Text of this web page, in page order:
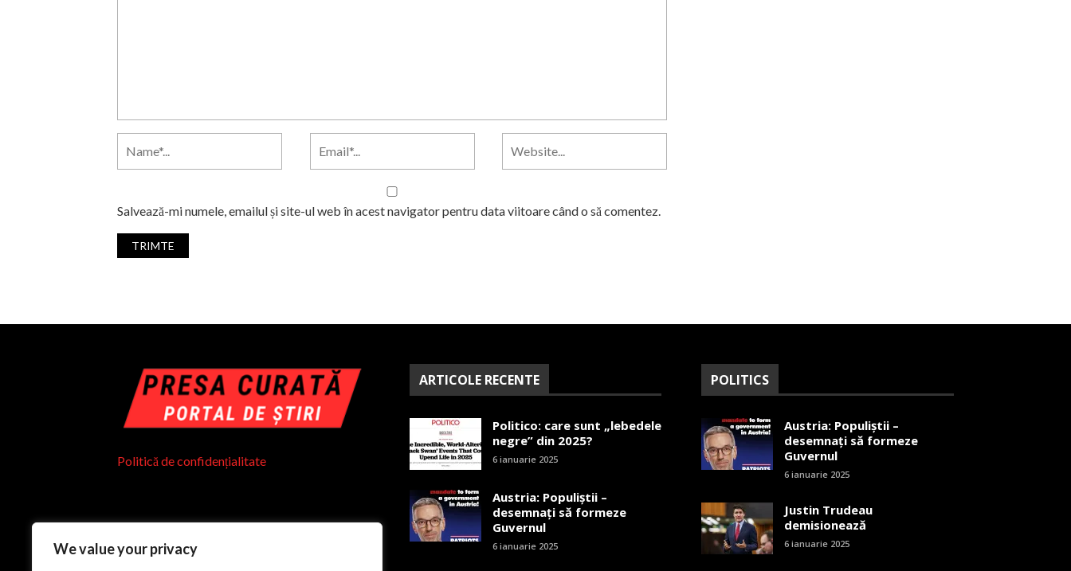
We value your privacy
Salvează-mi numele, emailul și site-ul web în acest navigator pentru data viitoare când o să comentez.
Politică de confidențialitate
ARTICOLE RECENTE
Politico: care sunt „lebedele
negre” din 2025?
6 ianuarie 2025
Austria: Populiștii –
desemnați să formeze
Guvernul
6 ianuarie 2025
POLITICS
Austria: Populiștii –
desemnați să formeze
Guvernul
6 ianuarie 2025
Justin Trudeau
demisionează
6 ianuarie 2025